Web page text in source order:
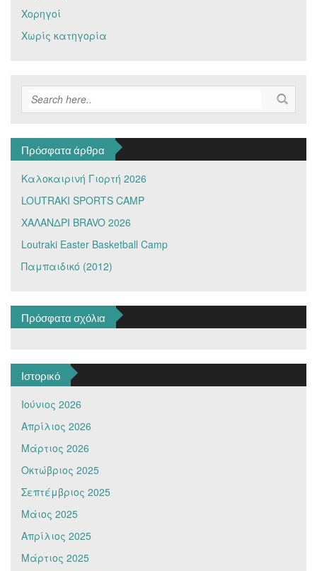
Χορηγοί
Χωρίς κατηγορία
Πρόσφατα άρθρα
Καλοκαιρινή Γιορτή 2026
LOUTRAKI SPORTS CAMP
ΧΑΛΑΝΔΡΙ BRAVO 2026
Loutraki Easter Basketball Camp
Παμπαιδικό (2012)
Πρόσφατα σχόλια
Ιστορικό
Ιούνιος 2026
Απρίλιος 2026
Μάρτιος 2026
Οκτώβριος 2025
Σεπτέμβριος 2025
Μάιος 2025
Απρίλιος 2025
Μάρτιος 2025